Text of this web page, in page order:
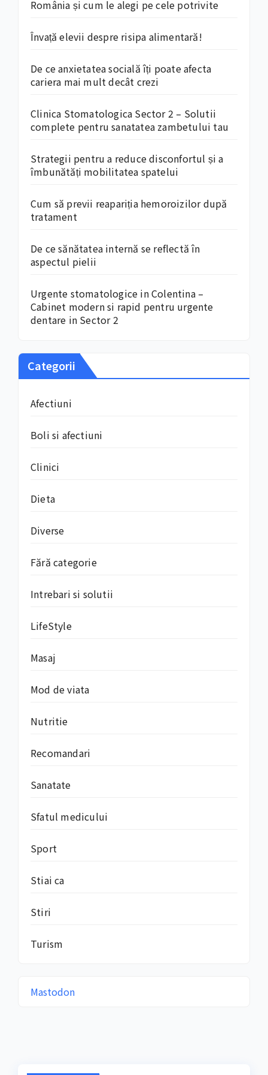
România și cum le alegi pe cele potrivite
Învață elevii despre risipa alimentară!
De ce anxietatea socială îți poate afecta
cariera mai mult decât crezi
Clinica Stomatologica Sector 2 – Solutii
complete pentru sanatatea zambetului tau
Strategii pentru a reduce disconfortul și a
îmbunătăți mobilitatea spatelui
Cum să previi reapariția hemoroizilor după
tratament
De ce sănătatea internă se reflectă în
aspectul pielii
Urgente stomatologice in Colentina –
Cabinet modern si rapid pentru urgente
dentare in Sector 2
Categorii
Afectiuni
Boli si afectiuni
Clinici
Dieta
Diverse
Fără categorie
Intrebari si solutii
LifeStyle
Masaj
Mod de viata
Nutritie
Recomandari
Sanatate
Sfatul medicului
Sport
Stiai ca
Stiri
Turism
Mastodon